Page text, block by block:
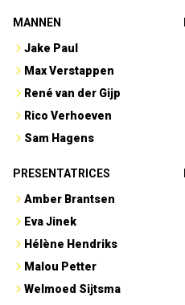
MANNEN
Jake Paul
Max Verstappen
René van der Gijp
Rico Verhoeven
Sam Hagens
PRESENTATRICES
Amber Brantsen
Eva Jinek
Hélène Hendriks
Malou Petter
Welmoed Sijtsma